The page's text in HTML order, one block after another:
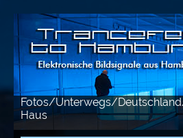
Fotos/Unterwegs/
Haus